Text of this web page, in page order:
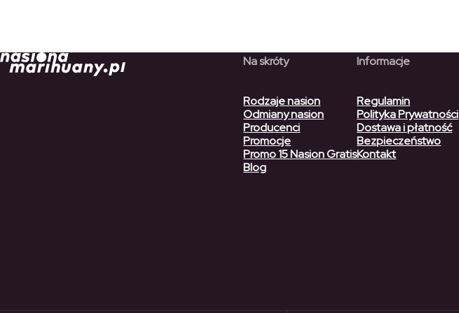
Na skróty
Rodzaje nasion
Odmiany nasion
Producenci
Promocje
Promo 15 Nasion Gratis
Blog
Informacje
Regulamin
Polityka Prywatności
Dostawa i płatność
Bezpieczeństwo
Kontakt